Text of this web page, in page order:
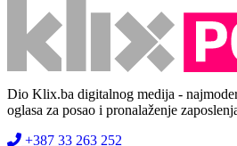
Dio Klix.ba digitalnog medija -
oglasa za posao i pronalaženje
+387 33 263 252